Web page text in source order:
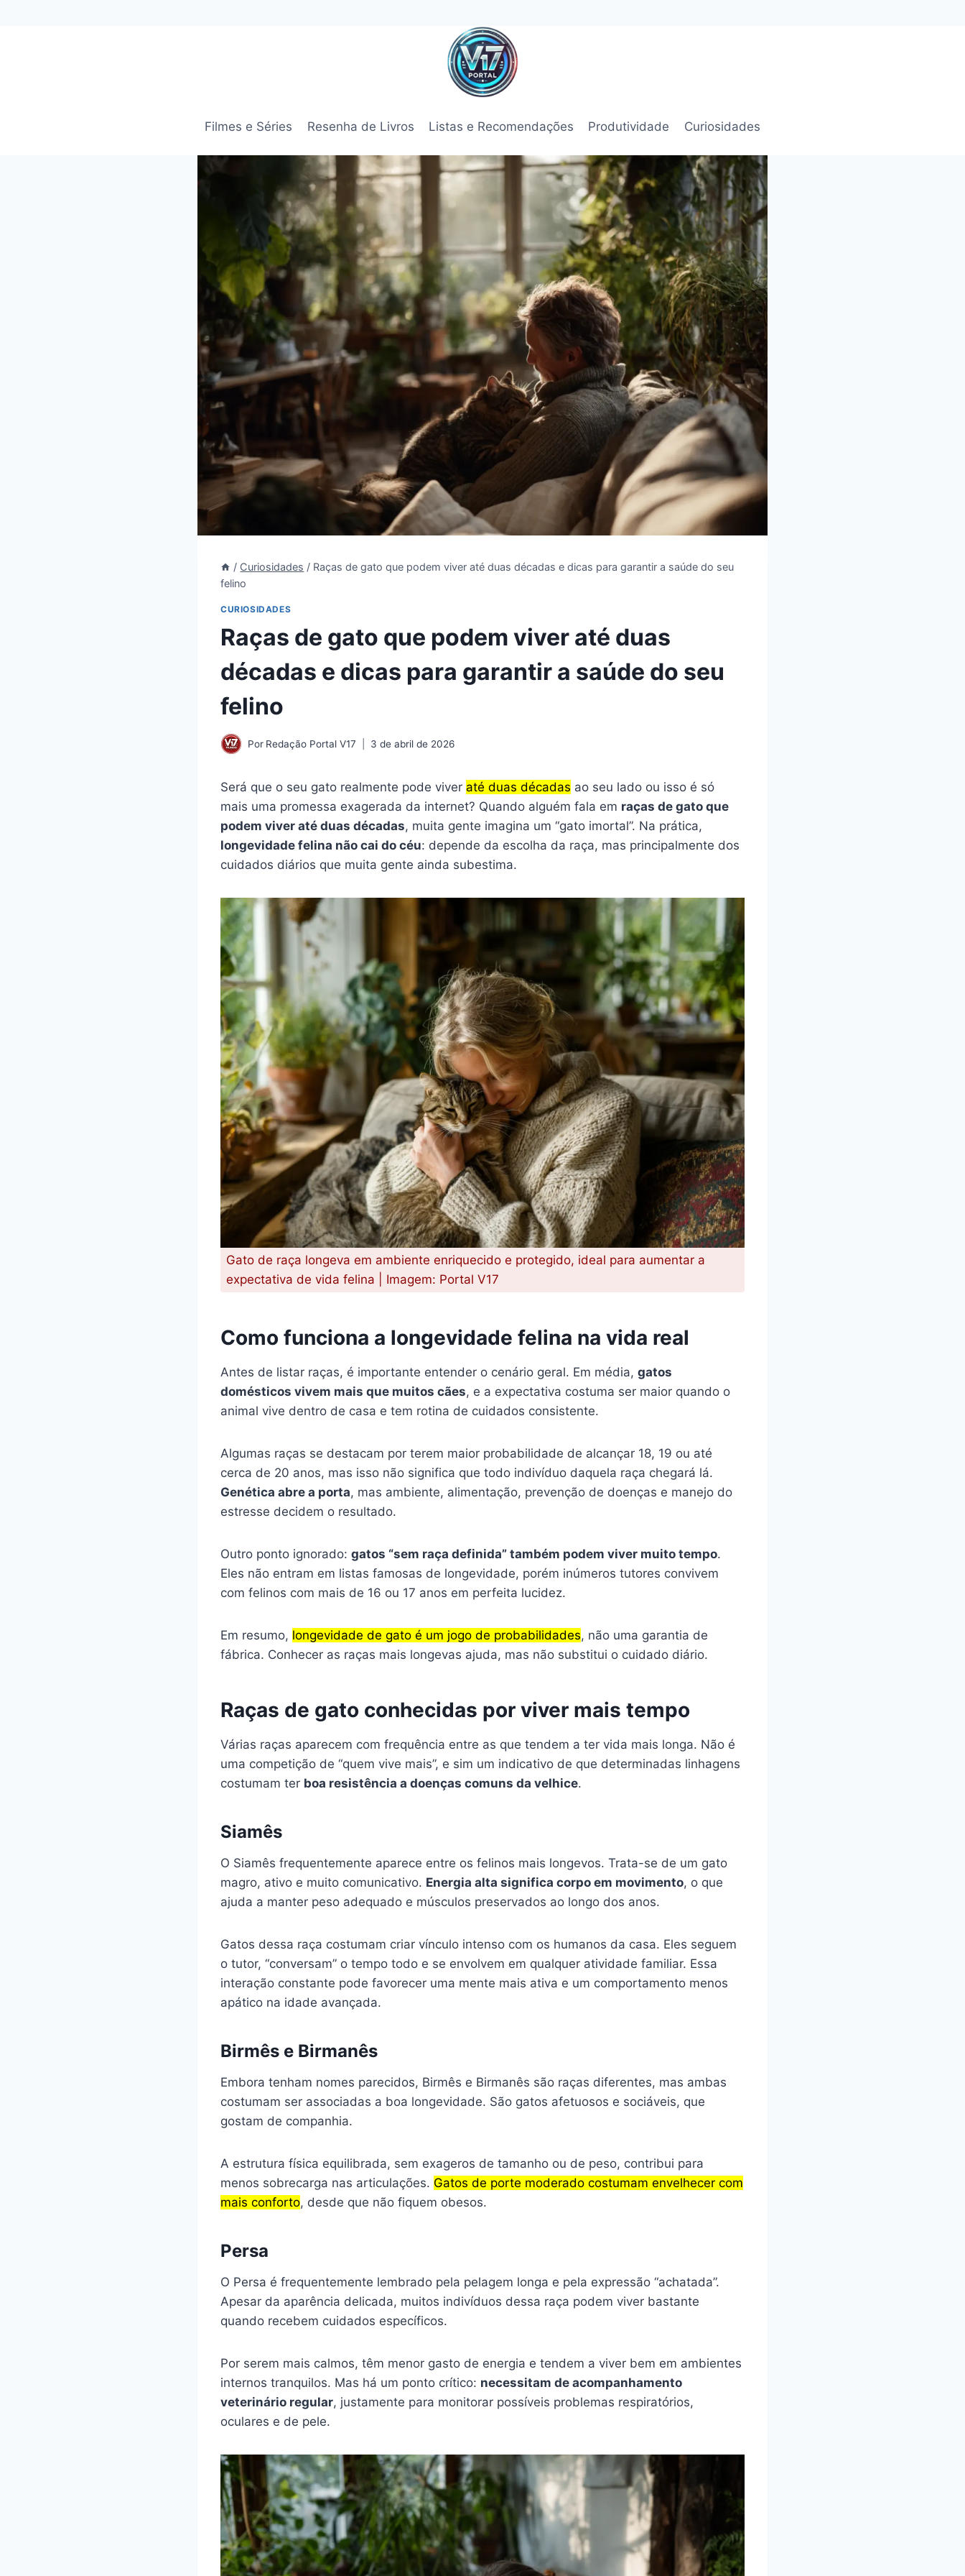
Filmes e Séries Resenha de Livros Listas e Recomendações Produtividade Curiosidades
/ Curiosidades / Raças de gato que podem viver até duas décadas e dicas para garantir a saúde do seu
felino
CURIOSIDADES
Raças de gato que podem viver até duas
décadas e dicas para garantir a saúde do seu
felino
Por Redação Portal V17 3 de abril de 2026
Será que o seu gato realmente pode viver até duas décadas ao seu lado ou isso é só
mais uma promessa exagerada da internet? Quando alguém fala em raças de gato que
podem viver até duas décadas, muita gente imagina um “gato imortal”. Na prática,
longevidade felina não cai do céu: depende da escolha da raça, mas principalmente dos
cuidados diários que muita gente ainda subestima.
Gato de raça longeva em ambiente enriquecido e protegido, ideal para aumentar a
expectativa de vida felina | Imagem: Portal V17
Como funciona a longevidade felina na vida real
Antes de listar raças, é importante entender o cenário geral. Em média, gatos
domésticos vivem mais que muitos cães, e a expectativa costuma ser maior quando o
animal vive dentro de casa e tem rotina de cuidados consistente.
Algumas raças se destacam por terem maior probabilidade de alcançar 18, 19 ou até
cerca de 20 anos, mas isso não significa que todo indivíduo daquela raça chegará lá.
Genética abre a porta, mas ambiente, alimentação, prevenção de doenças e manejo do
estresse decidem o resultado.
Outro ponto ignorado: gatos “sem raça definida” também podem viver muito tempo.
Eles não entram em listas famosas de longevidade, porém inúmeros tutores convivem
com felinos com mais de 16 ou 17 anos em perfeita lucidez.
Em resumo, longevidade de gato é um jogo de probabilidades, não uma garantia de
fábrica. Conhecer as raças mais longevas ajuda, mas não substitui o cuidado diário.
Raças de gato conhecidas por viver mais tempo
Várias raças aparecem com frequência entre as que tendem a ter vida mais longa. Não é
uma competição de “quem vive mais”, e sim um indicativo de que determinadas linhagens
costumam ter boa resistência a doenças comuns da velhice.
Siamês
O Siamês frequentemente aparece entre os felinos mais longevos. Trata-se de um gato
magro, ativo e muito comunicativo. Energia alta significa corpo em movimento, o que
ajuda a manter peso adequado e músculos preservados ao longo dos anos.
Gatos dessa raça costumam criar vínculo intenso com os humanos da casa. Eles seguem
o tutor, “conversam” o tempo todo e se envolvem em qualquer atividade familiar. Essa
interação constante pode favorecer uma mente mais ativa e um comportamento menos
apático na idade avançada.
Birmês e Birmanês
Embora tenham nomes parecidos, Birmês e Birmanês são raças diferentes, mas ambas
costumam ser associadas a boa longevidade. São gatos afetuosos e sociáveis, que
gostam de companhia.
A estrutura física equilibrada, sem exageros de tamanho ou de peso, contribui para
menos sobrecarga nas articulações. Gatos de porte moderado costumam envelhecer com
mais conforto, desde que não fiquem obesos.
Persa
O Persa é frequentemente lembrado pela pelagem longa e pela expressão “achatada”.
Apesar da aparência delicada, muitos indivíduos dessa raça podem viver bastante
quando recebem cuidados específicos.
Por serem mais calmos, têm menor gasto de energia e tendem a viver bem em ambientes
internos tranquilos. Mas há um ponto crítico: necessitam de acompanhamento
veterinário regular, justamente para monitorar possíveis problemas respiratórios,
oculares e de pele.